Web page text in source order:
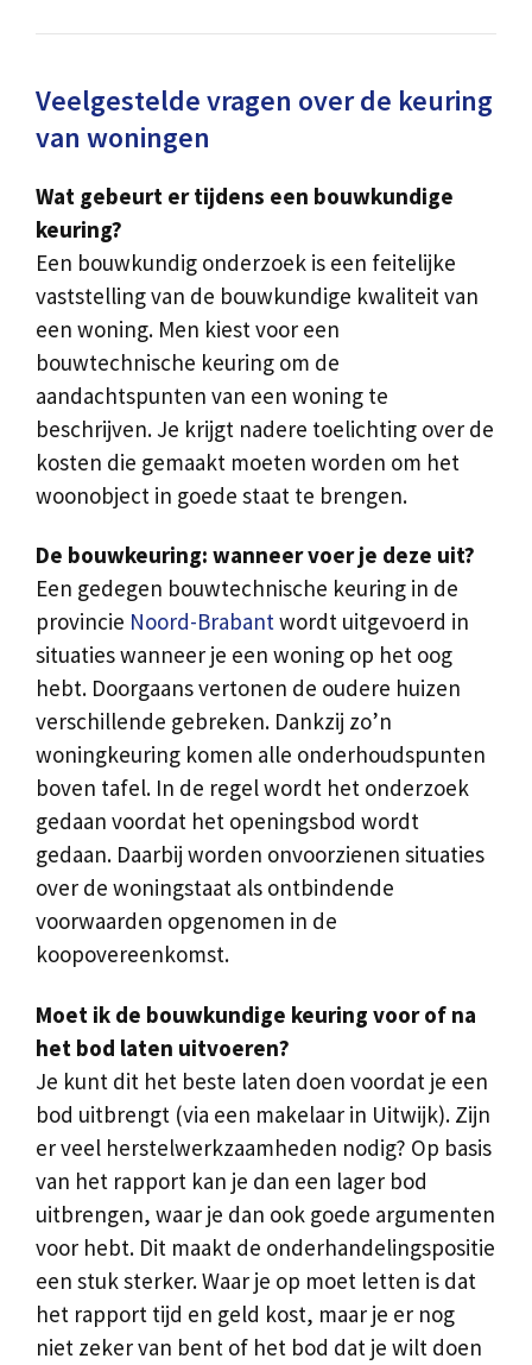
Veelgestelde vragen over de keuring
van woningen
Wat gebeurt er tijdens een bouwkundige
keuring?
Een bouwkundig onderzoek is een feitelijke
vaststelling van de bouwkundige kwaliteit van
een woning. Men kiest voor een
bouwtechnische keuring om de
aandachtspunten van een woning te
beschrijven. Je krijgt nadere toelichting over de
kosten die gemaakt moeten worden om het
woonobject in goede staat te brengen.
De bouwkeuring: wanneer voer je deze uit?
Een gedegen bouwtechnische keuring in de
provincie Noord-Brabantwordt uitgevoerd in
situaties wanneer je een woning op het oog
hebt. Doorgaans vertonen de oudere huizen
verschillende gebreken. Dankzij zo’n
woningkeuring komen alle onderhoudspunten
boven tafel. In de regel wordt het onderzoek
gedaan voordat het openingsbod wordt
gedaan. Daarbij worden onvoorzienen situaties
over de woningstaat als ontbindende
voorwaarden opgenomen in de
koopovereenkomst.
Moet ik de bouwkundige keuring voor of na
het bod laten uitvoeren?
Je kunt dit het beste laten doen voordat je een
bod uitbrengt (via een makelaar in Uitwijk). Zijn
er veel herstelwerkzaamheden nodig? Op basis
van het rapport kan je dan een lager bod
uitbrengen, waar je dan ook goede argumenten
voor hebt. Dit maakt de onderhandelingspositie
een stuk sterker. Waar je op moet letten is dat
het rapport tijd en geld kost, maar je er nog
niet zeker van bent of het bod dat je wilt doen